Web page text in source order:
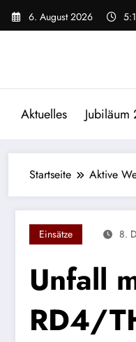
Zum
Inhalt
6. August 2026
Aktuelles
Startseite Aktive
Einsätze 8.
Unfall
RD4/